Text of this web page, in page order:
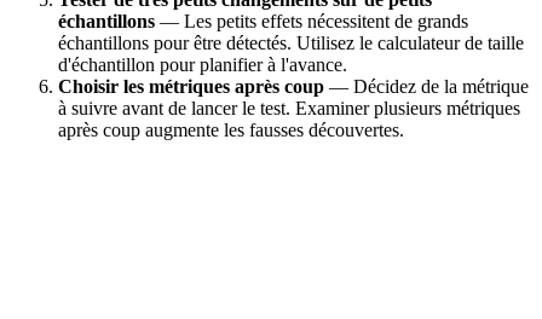
échantillons — Les petits effets nécessitent de grands
échantillons pour être détectés. Utilisez le calculateur de taille
d'échantillon pour planifier à l'avance.
Choisir les métriques après coup — Décidez de la métrique
à suivre avant de lancer le test. Examiner plusieurs métriques
après coup augmente les fausses découvertes.